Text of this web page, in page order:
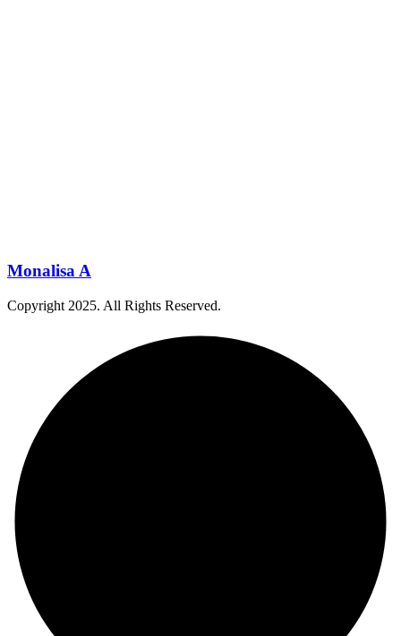
Monalisa A
Copyright 2025. All Rights Reserved.